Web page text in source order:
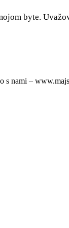
byte.
s nami –